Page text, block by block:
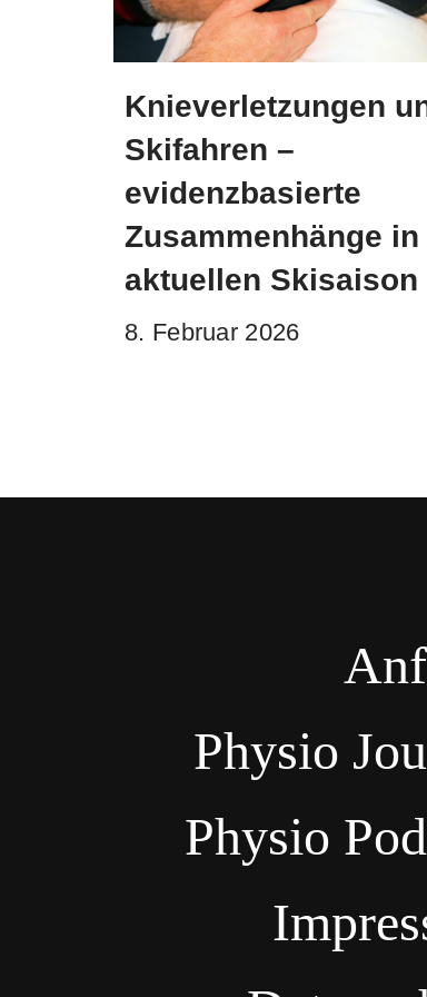
Knieverletzungen
Skifahren –
evidenzbasierte
Zusammenhänge in
aktuellen Skisaison
8. Februar 2026
Physio
Physio